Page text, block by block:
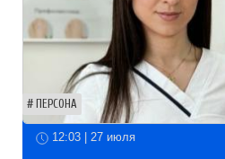
ПЕРСОНА
12:03 | 27 июля